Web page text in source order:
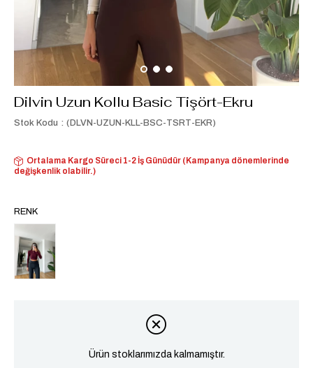
Dilvin Uzun Kollu Basic Tişört-Ekru
Stok Kodu (DLVN-UZUN-KLL-BSC-TSRT-EKR)
Ortalama Kargo Süreci 1-2 İş Günüdür (Kampanya dönemlerinde
değişkenlik olabilir.)
RENK
Ürün stoklarımızda kalmamıştır.